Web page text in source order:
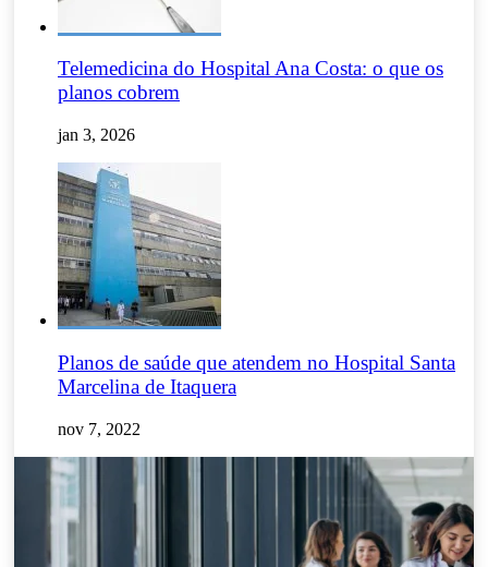
Telemedicina do Hospital Ana Costa: o que os
planos cobrem
jan 3, 2026
Planos de saúde que atendem no Hospital Santa
Marcelina de Itaquera
nov 7, 2022